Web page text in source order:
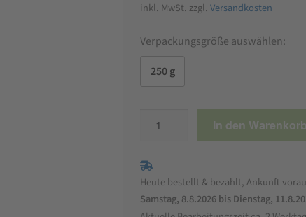
inkl. MwSt. zzgl. Versandkosten
Verpackungsgröße auswählen:
250 g
ungeschwefelt
In den Warenkorb
Heute bestellt & bezahlt, Ankunft
Samstag, 8.8.2026 bis Dienstag,